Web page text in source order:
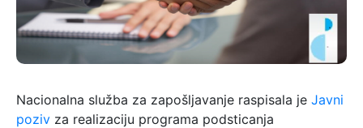
Nacionalna služba za zapošljavanje raspisala je Javni
poziv za realizaciju programa podsticanja